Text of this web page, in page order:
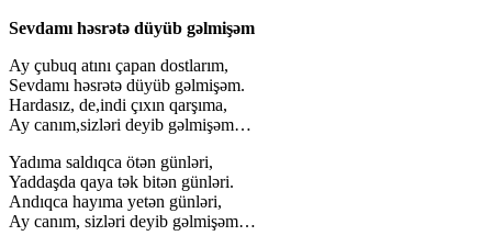
Sevdamı həsrətə düyüb gəlmişəm
Ay çubuq atını çapan dostlarım,
Sevdamı həsrətə düyüb gəlmişəm.
Hardasız, de,indi çıxın qarşıma,
Ay canım,sizləri deyib gəlmişəm…
Yadıma saldıqca ötən günləri,
Yaddaşda qaya tək bitən günləri.
Andıqca hayıma yetən günləri,
Ay canım, sizləri deyib gəlmişəm…